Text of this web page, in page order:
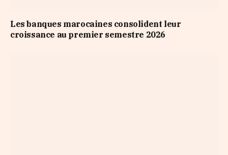
Les banques marocaines consolident leur
croissance au premier semestre 2026